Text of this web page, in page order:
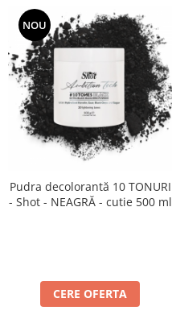
NOU
Pudra decolorantă 10 TONURI
- Shot - NEAGRĂ - cutie 500 ml
CERE OFERTA